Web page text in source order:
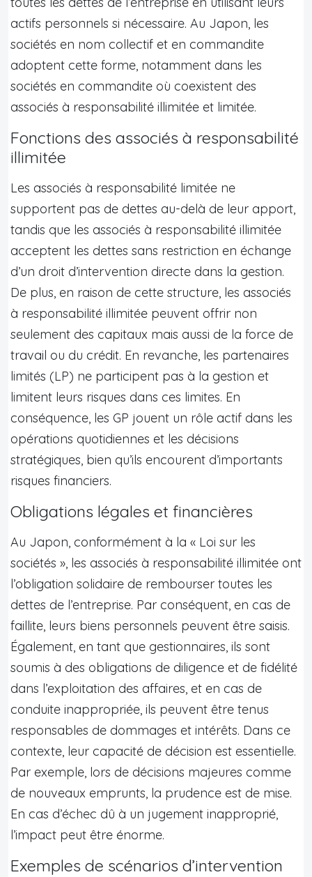
actifs personnels si nécessaire. Au Japon, les
sociétés en nom collectif et en commandite
adoptent cette forme, notamment dans les
sociétés en commandite où coexistent des
associés à responsabilité illimitée et limitée.
Fonctions des associés à responsabilité
illimitée
Les associés à responsabilité limitée ne
supportent pas de dettes au-delà de leur apport,
tandis que les associés à responsabilité illimitée
acceptent les dettes sans restriction en échange
d’un droit d’intervention directe dans la gestion.
De plus, en raison de cette structure, les associés
à responsabilité illimitée peuvent offrir non
seulement des capitaux mais aussi de la force de
travail ou du crédit. En revanche, les partenaires
limités (LP) ne participent pas à la gestion et
limitent leurs risques dans ces limites. En
conséquence, les GP jouent un rôle actif dans les
opérations quotidiennes et les décisions
stratégiques, bien qu’ils encourent d’importants
risques financiers.
Obligations légales et financières
Au Japon, conformément à la « Loi sur les
sociétés », les associés à responsabilité illimitée ont
l’obligation solidaire de rembourser toutes les
dettes de l’entreprise. Par conséquent, en cas de
faillite, leurs biens personnels peuvent être saisis.
Également, en tant que gestionnaires, ils sont
soumis à des obligations de diligence et de fidélité
dans l’exploitation des affaires, et en cas de
conduite inappropriée, ils peuvent être tenus
responsables de dommages et intérêts. Dans ce
contexte, leur capacité de décision est essentielle.
Par exemple, lors de décisions majeures comme
de nouveaux emprunts, la prudence est de mise.
En cas d’échec dû à un jugement inapproprié,
l’impact peut être énorme.
Exemples de scénarios d’intervention